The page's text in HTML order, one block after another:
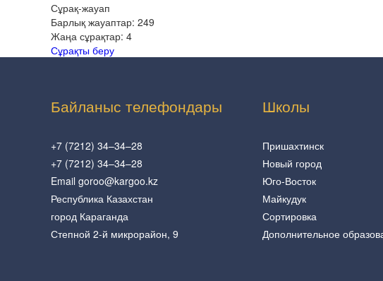
Сұрақ-жауап
Барлық жауаптар: 249
Жаңа сұрақтар: 4
Сұрақты беру
Байланыс телефондары
+7 (7212) 34–34–28
+7 (7212) 34–34–28
Email goroo@kargoo.kz
Республика Казахстан
город Караганда
Степной 2-й микрорайон, 9
Школы
Пришахтинск
Новый город
Юго-Восток
Майкудук
Сортировка
Дополнительное